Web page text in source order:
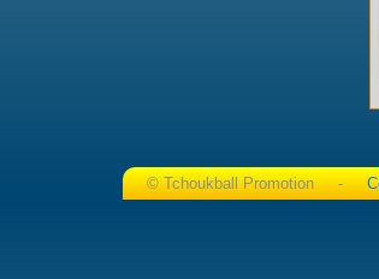
© Tchoukball Promotion -